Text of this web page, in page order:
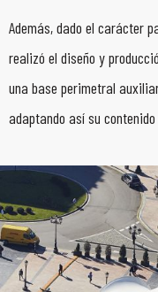
Además, dado el carácter
realizó el diseño y
una base perimetral
adaptando así su